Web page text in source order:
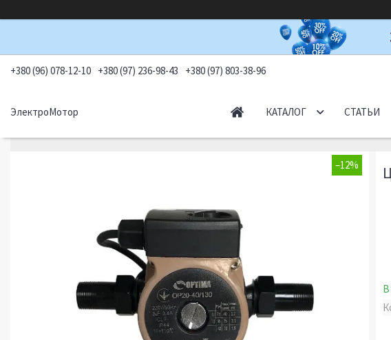
+380 (96) 078-12-10 +380 (97) 236-98-43 +380 (97) 803-38-96
ЭлектроМотор КАТАЛОГ СТАТЬИ
–12%
В